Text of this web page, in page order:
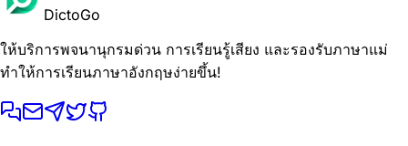
DictoGo
ให้บริการพจนานุกรมด่วน การเรียนรู้เสียง และรองรับภาษาแม่
ทำให้การเรียนภาษาอังกฤษง่ายขึ้น!